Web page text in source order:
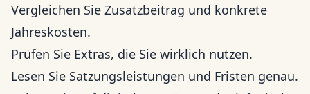
Vergleichen Sie Zusatzbeitrag und konkrete
Jahreskosten.
Prüfen Sie Extras, die Sie wirklich nutzen.
Lesen Sie Satzungsleistungen und Fristen genau.